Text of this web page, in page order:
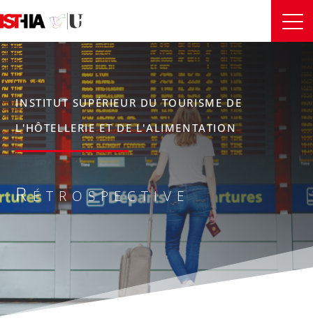
INSTITUT SUPÉRIEUR DU TOURISME DE
L'HÔTELLERIE ET DE L'ALIMENTATION
Rétrospective